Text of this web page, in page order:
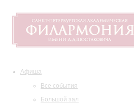
Афиша
Все события
Большой зал